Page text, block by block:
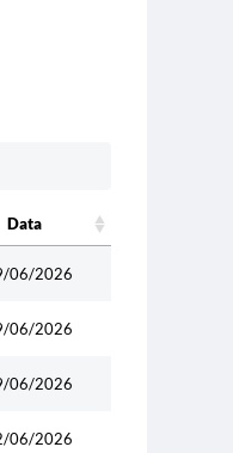
Data
06/2026
06/2026
06/2026
06/2026